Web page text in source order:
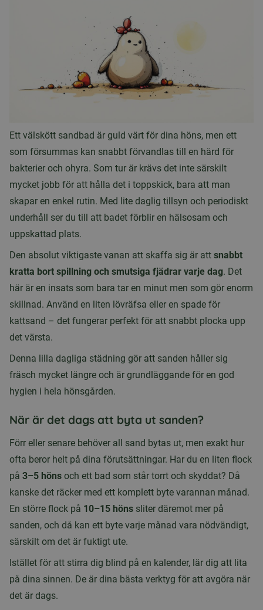
Ett välskött sandbad är guld värt för dina höns, men ett
som försummas kan snabbt förvandlas till en härd för
bakterier och ohyra. Som tur är krävs det inte särskilt
mycket jobb för att hålla det i toppskick, bara att man
skapar en enkel rutin. Med lite daglig tillsyn och periodiskt
underhåll ser du till att badet förblir en hälsosam och
uppskattad plats.
Den absolut viktigaste vanan att skaffa sig är att snabbt
kratta bort spillning och smutsiga fjädrar varje dag. Det
här är en insats som bara tar en minut men som gör enorm
skillnad. Använd en liten lövräfsa eller en spade för
kattsand – det fungerar perfekt för att snabbt plocka upp
det värsta.
Denna lilla dagliga städning gör att sanden håller sig
fräsch mycket längre och är grundläggande för en god
hygien i hela hönsgården.
När är det dags att byta ut sanden?
Förr eller senare behöver all sand bytas ut, men exakt hur
ofta beror helt på dina förutsättningar. Har du en liten flock
på 3–5 höns och ett bad som står torrt och skyddat? Då
kanske det räcker med ett komplett byte varannan månad.
En större flock på 10–15 höns sliter däremot mer på
sanden, och då kan ett byte varje månad vara nödvändigt,
särskilt om det är fuktigt ute.
Istället för att stirra dig blind på en kalender, lär dig att lita
på dina sinnen. De är dina bästa verktyg för att avgöra när
det är dags.